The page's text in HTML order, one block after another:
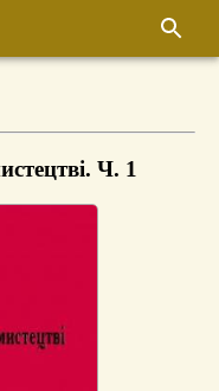
Ч. 1